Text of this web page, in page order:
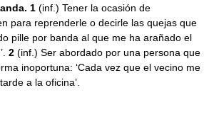
1 (inf.) Tener la ocasión de
para reprenderle o decirle las quejas que
pille por banda al que me ha arañado el
2 (inf.) Ser abordado por una persona que
inoportuna: ‘Cada vez que el vecino me
a la oficina’.